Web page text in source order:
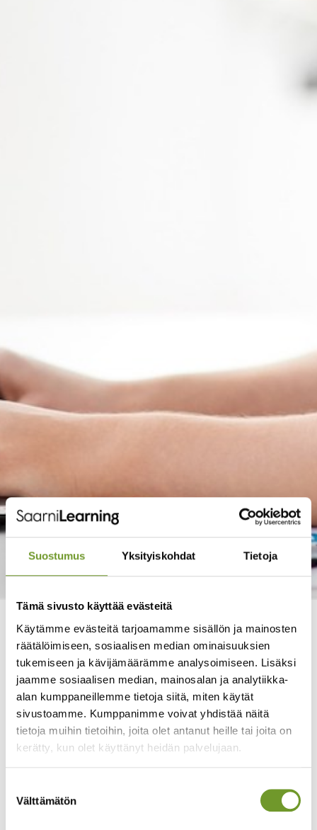
Suostumus Yksityiskohdat Tietoja
Tämä sivusto käyttää evästeitä
Käytämme evästeitä tarjoamamme sisällön ja mainosten
räätälöimiseen, sosiaalisen median ominaisuuksien
tukemiseen ja kävijämäärämme analysoimiseen. Lisäksi
jaamme sosiaalisen median, mainosalan ja analytiikka-
alan kumppaneillemme tietoja siitä, miten käytät
sivustoamme. Kumppanimme voivat yhdistää näitä
tietoja muihin tietoihin, joita olet antanut heille tai joita on
kerätty, kun olet käyttänyt heidän palvelujaan.
valinta
Välttämätön
Priima Academy Live 20.10.2021